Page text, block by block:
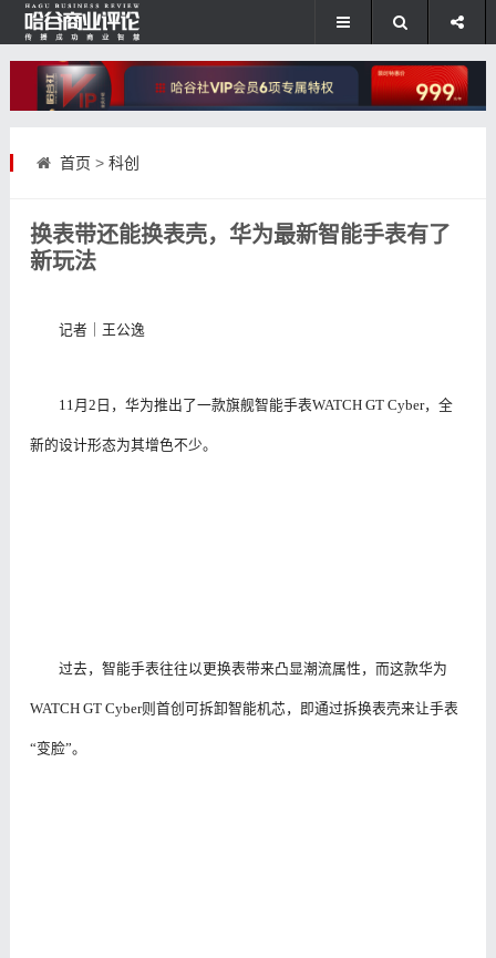
首页 > 科创
换表带还能换表壳，华为最新智能手表有了
新玩法
记者｜王公逸
11月2日，华为推出了一款旗舰智能手表WATCH GT Cyber，全
新的设计形态为其增色不少。
过去，智能手表往往以更换表带来凸显潮流属性，而这款华为
WATCH GT Cyber则首创可拆卸智能机芯，即通过拆换表壳来让手表
“变脸”。